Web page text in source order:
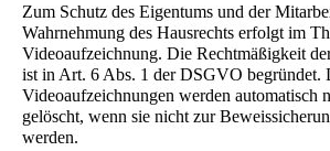
Zum Schutz des Eigentums und der
Wahrnehmung des Hausrechts erfolgt im
Videoaufzeichnung. Die Rechtmäßigkeit
ist in Art. 6 Abs. 1 der DSGVO begründet.
Videoaufzeichnungen werden automatisch
gelöscht, wenn sie nicht zur
werden.